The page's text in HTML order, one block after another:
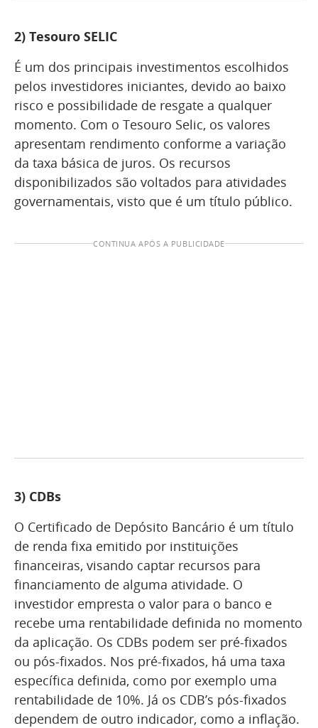
2) Tesouro SELIC
É um dos principais investimentos escolhidos
pelos investidores iniciantes, devido ao baixo
risco e possibilidade de resgate a qualquer
momento. Com o Tesouro Selic, os valores
apresentam rendimento conforme a variação
da taxa básica de juros. Os recursos
disponibilizados são voltados para atividades
governamentais, visto que é um título público.
CONTINUA APÓS A PUBLICIDADE
3) CDBs
O Certificado de Depósito Bancário é um título
de renda fixa emitido por instituições
financeiras, visando captar recursos para
financiamento de alguma atividade. O
investidor empresta o valor para o banco e
recebe uma rentabilidade definida no momento
da aplicação. Os CDBs podem ser pré-fixados
ou pós-fixados. Nos pré-fixados, há uma taxa
específica definida, como por exemplo uma
rentabilidade de 10%. Já os CDB’s pós-fixados
dependem de outro indicador, como a inflação.